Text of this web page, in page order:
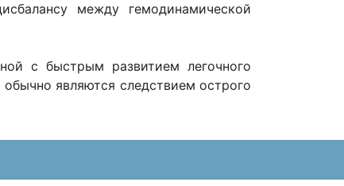
между гемодинамической
с быстрым развитием легочного
являются следствием острого